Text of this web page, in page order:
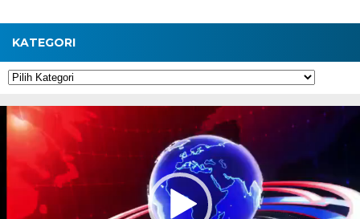
KATEGORI
Kategori
Pemutar
Video